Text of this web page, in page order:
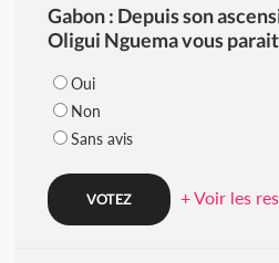
Gabon : Depuis son
Oligui Nguema vous
Oui
Non
Sans avis
+ Voir les